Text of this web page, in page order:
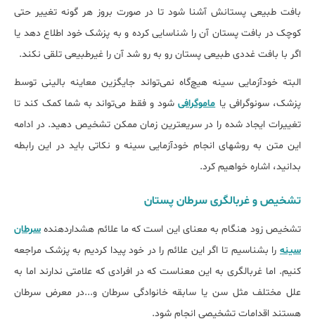
بافت طبیعی پستانش آشنا شود تا در صورت بروز هر گونه تغییر حتی
کوچک در بافت پستان آن را شناسایی کرده و به پزشک خود اطلاع دهد یا
اگر با بافت غددی طبیعی پستان رو به رو شد آن را غیرطبیعی تلقی نکند.
البته خودآزمایی سینه هیچ‌گاه نمی‌تواند جایگزین معاینه بالینی توسط
پزشک، سونوگرافی یا ماموگرافیشود و فقط می‌تواند به شما کمک کند تا
تغییرات ایجاد شده را در سریع‎ترین زمان ممکن تشخیص دهید. در ادامه
این متن به روش‎های انجام خودآزمایی سینه و نکاتی باید در این رابطه
بدانید، اشاره خواهیم کرد.
تشخیص و غربالگری سرطان پستان
تشخیص زود هنگام به معنای این است که ما علائم هشداردهنده سرطان
سینه را بشناسیم تا اگر این علائم را در خود پیدا کردیم به پزشک مراجعه
کنیم. اما غربالگری به این معناست که در افرادی که علامتی ندارند اما به
علل مختلف مثل سن یا سابقه خانوادگی سرطان و...در معرض سرطان
هستند اقدامات تشخیصی انجام شود.